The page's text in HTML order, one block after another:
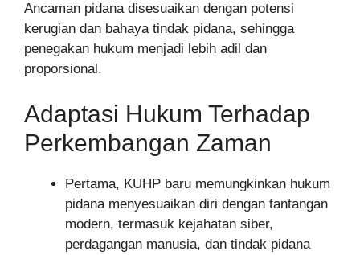
Ancaman pidana disesuaikan dengan potensi
kerugian dan bahaya tindak pidana, sehingga
penegakan hukum menjadi lebih adil dan
proporsional.
Adaptasi Hukum Terhadap
Perkembangan Zaman
Pertama, KUHP baru memungkinkan hukum
pidana menyesuaikan diri dengan tantangan
modern, termasuk kejahatan siber,
perdagangan manusia, dan tindak pidana